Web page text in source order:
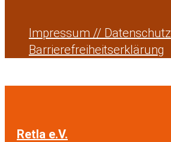
Impressum // Datenschutz
Barrierefreiheitserklärung
Retla e.V.